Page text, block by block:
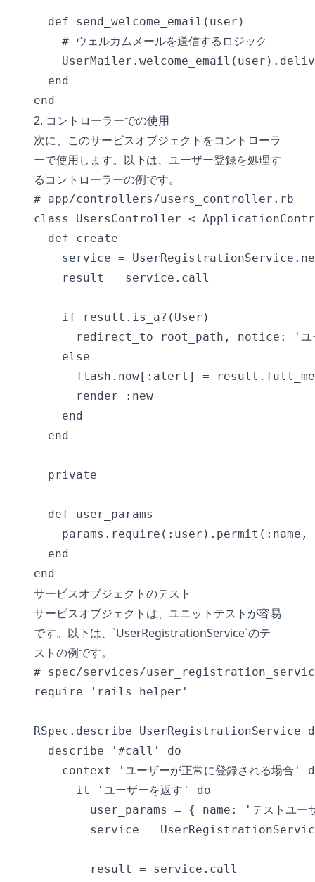
  def send_welcome_email(user)
    # ウェルカムメールを送信するロジック
  end
2. コントローラーでの使用
次に、このサービスオブジェクトをコントローラ
ーで使用します。以下は、ユーザー登録を処理す
るコントローラーの例です。
# app/controllers/users_controller.rb
class UsersController <
  def create
service =
    result = service.call
    if result.is_a?(User)
redirect_to root_path, notice: 'ユー
    else
flash.now[:alert] =
      render :new
    end
  end
  private
  def user_params
params.require(:user).permit(:name,
  end
サービスオブジェクトのテスト
サービスオブジェクトは、ユニットテストが容易
です。以下は、`UserRegistrationService`のテ
ストの例です。
# spec/services/
require 'rails_helper'
RSpec.describe UserRegistrationService
  describe '#call' do
context 'ユーザーが正常に登録される場合'
      it 'ユーザーを返す' do
user_params = { name: 'テストユ
service =
        result = service.call